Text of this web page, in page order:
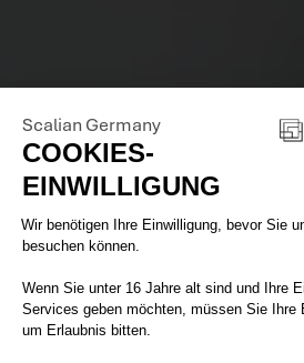
Scalian Germany
COOKIES-
EINWILLIGUNG
Wir benötigen Ihre Einwilligung, bevor Sie unsere Website weiter
besuchen können.
Wenn Sie unter 16 Jahre alt sind und Ihre
Services geben möchten, müssen Sie Ihre
um Erlaubnis bitten.